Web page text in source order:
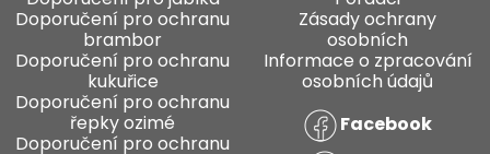
Doporučení pro ochranu
brambor
Doporučení pro ochranu
kukuřice
Doporučení pro ochranu
řepky ozimé
Doporučení pro ochranu
Zásady ochrany
osobních
Informace o zpracování
osobních údajů
Facebook